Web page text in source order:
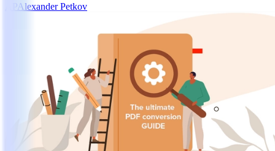
Alexander Petkov